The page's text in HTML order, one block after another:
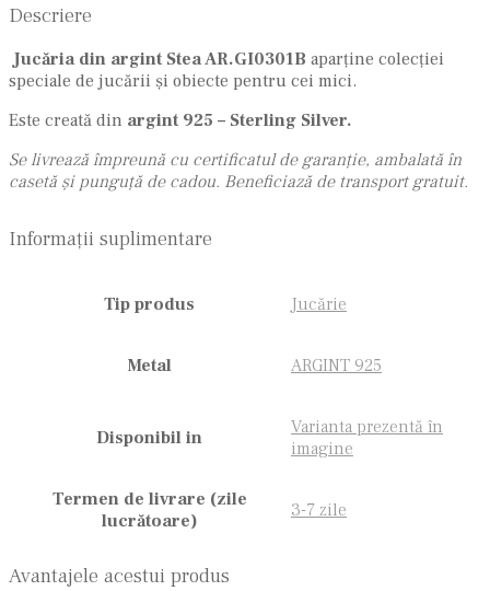
Descriere
Jucăria din argint Stea AR.GI0301B aparține colecției
speciale de jucării și obiecte pentru cei mici.
Este creată din argint 925 – Sterling Silver.
Se livrează împreună cu certificatul de garanție, ambalată în
casetă și punguță de cadou. Beneficiază de transport gratuit.
Informații suplimentare
Tip produs Jucărie
Metal ARGINT 925
Disponibil in
Varianta prezentă în
imagine
Termen de livrare (zile
lucrătoare)
3-7 zile
Avantajele acestui produs